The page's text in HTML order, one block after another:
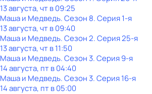
13 августа, чт в 09:25
Маша и Медведь. Сезон 8. Серия 1-я
13 августа, чт в 09:40
Маша и Медведь. Сезон 2. Серия 25-я
13 августа, чт в 11:50
Маша и Медведь. Сезон 3. Серия 9-я
14 августа, пт в 04:40
Маша и Медведь. Сезон 3. Серия 16-я
14 августа, пт в 05:00